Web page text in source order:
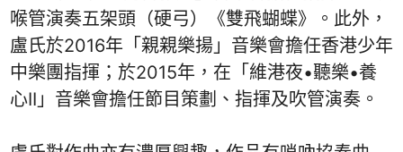
喉管演奏五架頭（硬弓）《雙飛蝴蝶》。此外，
盧氏於2016年「親親樂揚」音樂會擔任香港少年
中樂團指揮；於2015年，在「維港夜•聽樂•養
心II」音樂會擔任節目策劃、指揮及吹管演奏。